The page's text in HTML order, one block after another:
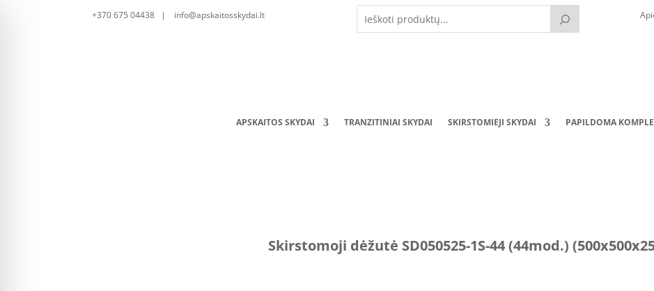
+370 675 04438 | info@apskaitosskydai.lt
APSKAITOS SKYDAI TRANZITINIAI SKYDAI SKIRSTOMIEJI SKYDAI PAPILDOMA
Skirstomoji dėžutė SD050525-1S-44 (44mod.)